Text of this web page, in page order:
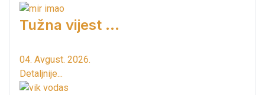
Tužna vijest ...
04. Avgust. 2026.
Detaljnije...